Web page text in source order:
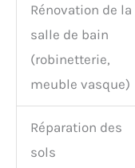
Rénovation de la
salle de bain
(robinetterie,
meuble vasque)
Réparation des
sols